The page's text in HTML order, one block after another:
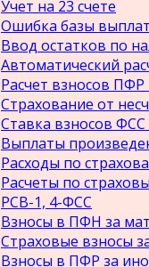
Учет на 23 счете
Ошибка базы
Ввод остатков по
Автоматический
Расчет взносов
Страхование от
Ставка взносов
Выплаты
Расходы по
Расчеты по
РСВ-1, 4-ФСС
Взносы в ПФН за
Страховые взносы
Взносы в ПФР за